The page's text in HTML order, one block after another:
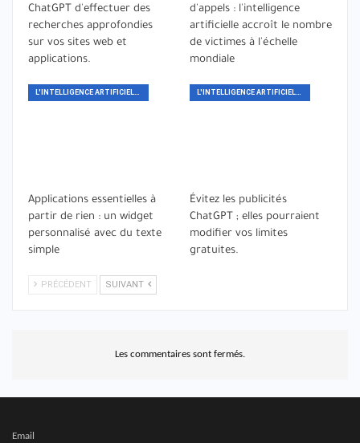
ChatGPT d'effectuer des
recherches approfondies
sur vos sites web et
applications.
d'appels : l'intelligence
artificielle accroît le nombre
de victimes à l'échelle
mondiale
L'INTELLIGENCE ARTIFICIELLE
Applications essentielles à
partir de rien : un widget
personnalisé avec du texte
simple
L'INTELLIGENCE ARTIFICIELLE
Évitez les publicités
ChatGPT ; elles pourraient
modifier vos limites
gratuites.
PRÉCÉDENT SUIVANT
Les commentaires sont fermés.
Email